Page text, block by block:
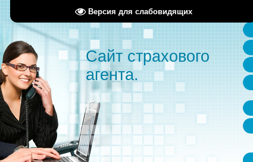
Версия для слабовидящих
Сайт страхового
агента.